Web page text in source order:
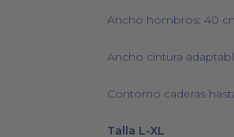
Ancho hombros: 40
Ancho cintura
Contorno caderas
Talla L-XL